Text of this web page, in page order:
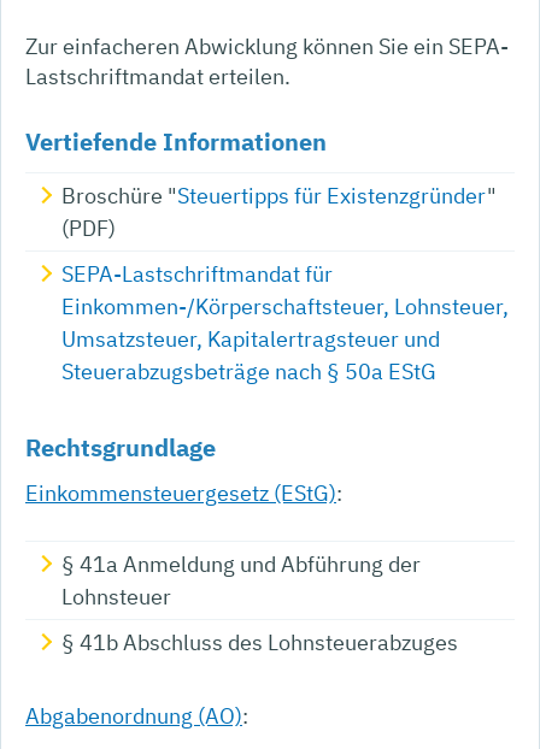
Zur einfacheren Abwicklung können Sie ein SEPA-
Lastschriftmandat erteilen.
Vertiefende Informationen
Broschüre "Steuertipps für Existenzgründer"
(PDF)
SEPA-Lastschriftmandat für
Einkommen-/Körperschaftsteuer, Lohnsteuer,
Umsatzsteuer, Kapitalertragsteuer und
Steuerabzugsbeträge nach § 50a EStG
Rechtsgrundlage
Einkommensteuergesetz (EStG):
§ 41a Anmeldung und Abführung der
Lohnsteuer
§ 41b Abschluss des Lohnsteuerabzuges
Abgabenordnung (AO):